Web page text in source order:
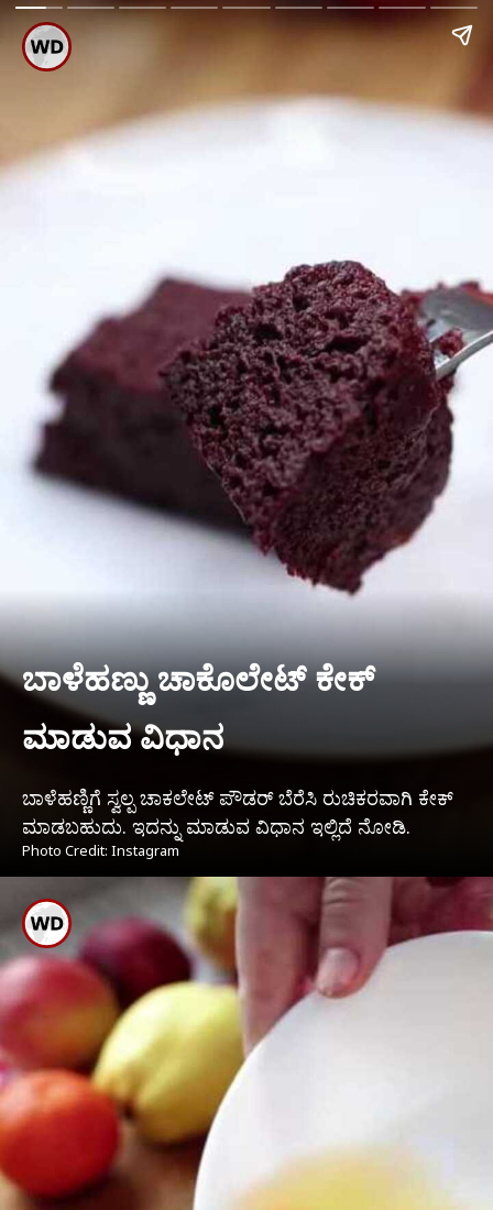
ಬಾಳೆಹಣ್ಣು ಚಾಕೊಲೇಟ್ ಕೇಕ್
ಮಾಡುವ ವಿಧಾನ
ಬಾಳೆಹಣ್ಣಿಗೆ ಸ್ವಲ್ಪ ಚಾಕಲೇಟ್ ಪೌಡರ್ ಬೆರೆಸಿ ರುಚಿಕರವಾಗಿ ಕೇಕ್
ಮಾಡಬಹುದು. ಇದನ್ನು ಮಾಡುವ ವಿಧಾನ ಇಲ್ಲಿದೆ ನೋಡಿ.
Photo Credit: Instagram